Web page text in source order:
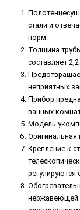
стали и
норм.
Толщина
составляет
неприятных
Прибор
ванных
Модель
Оригинальная
Крепление к
регулируются
нержавеющей